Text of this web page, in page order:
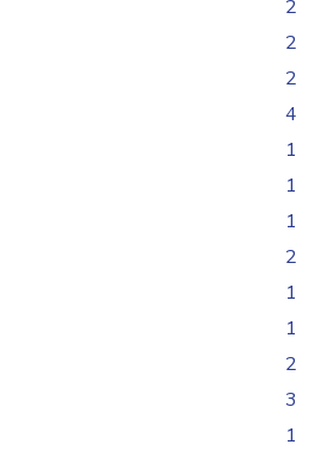
2
2
2
4
1
1
1
2
1
1
2
3
1